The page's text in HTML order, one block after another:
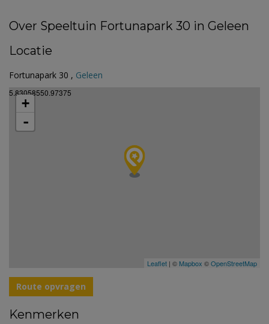
Over Speeltuin Fortunapark 30 in Geleen
Locatie
Fortunapark 30 , Geleen
5.83058550.97375
+
-
Leaflet | © Mapbox ©OpenStreetMap
Route opvragen
Kenmerken